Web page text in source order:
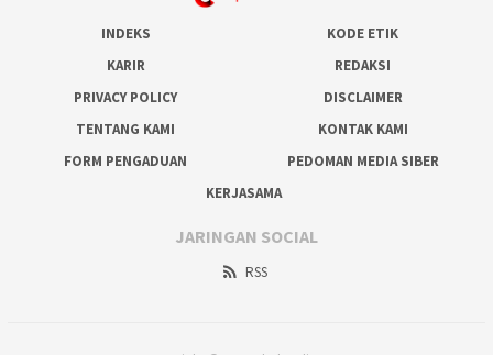
INDEKS
KODE ETIK
KARIR
REDAKSI
PRIVACY POLICY
DISCLAIMER
TENTANG KAMI
KONTAK KAMI
FORM PENGADUAN
PEDOMAN MEDIA SIBER
KERJASAMA
JARINGAN SOCIAL
RSS